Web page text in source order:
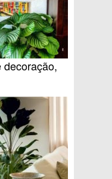
decoração,